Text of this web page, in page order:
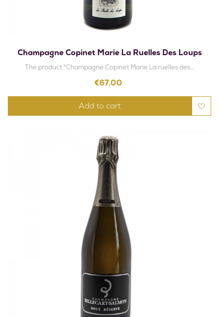
Champagne Copinet Marie La Ruelles Des Loups
The product "Champagne Copinet Marie La ruelles des...
Price
€67.00
Add to cart